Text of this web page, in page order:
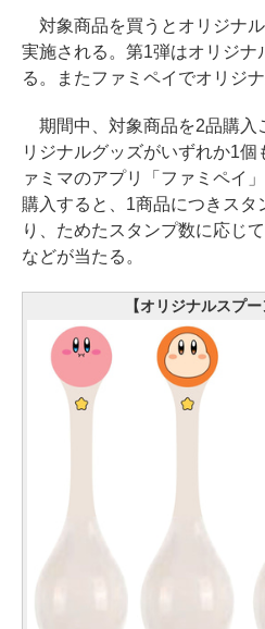
対象商品を買うとオリジナ
実施される。第1弾はオリジナ
る。またファミペイでオリジ
期間中、対象商品を2品購入
リジナルグッズがいずれか1個
ァミマのアプリ「ファミペイ
購入すると、1商品につきスタ
り、ためたスタンプ数に応じ
などが当たる。
【オリジナルスプ